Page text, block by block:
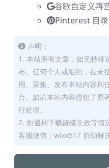
谷歌自定义再
Pinterest 目录
声明：
1. 本站所有文章，如无特殊
布。任何个人或组织，在未
用、采集、发布本站内容到
台。如若本站内容侵犯了原
行处理。
2. 如遇到下载链接失效等情
客服微信：wixx517 协助解决